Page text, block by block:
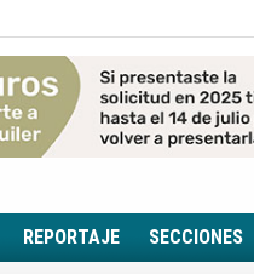
REPORTAJE SECCIONES